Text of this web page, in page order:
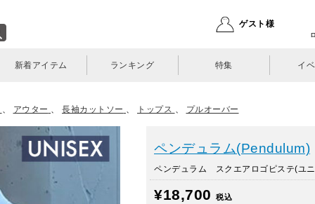
ゲスト様
新着アイテム ランキング 特集 イ
、 アウター 、 長袖カットソー 、 トップス 、 プルオーバー
ペンデュラム(Pendulum)
ペンデュラム スクエアロゴピステ(ユ
¥18,700
税込